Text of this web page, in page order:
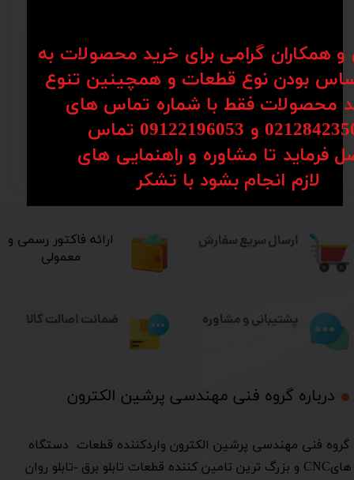
تماس با ما:
021-28423501
0912-7012418
0991-4530554
ارسال سریع سفارش
درباره گروه فنی مهندسی پرشین الکترون​​​​​​​
​گروه فنی مهندسی پرشین الکترون واردکننده قطعات دستگاه
هایCNC و بزرگ ترین تامین کننده قطعات تابلو برق -تابلو روان
​ارائه فاکتور رسمی و
معمولی
پشتیبانی و مشاوره ضمانت اصالت کالا
همکاران گرامی برای خرید محصولات به
بودن نوع قطعات و همچینین تنوع
کد محصولات فقط با شماره تماس های
و 09122196053​​​​​​​ تماس
فرماید تا مشاوره و راهنمایی های
​​​​​​​لازم انجام بشود با تشکر​​​​​​​